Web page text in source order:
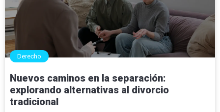
Derecho
Nuevos caminos en la separación:
explorando alternativas al divorcio
tradicional